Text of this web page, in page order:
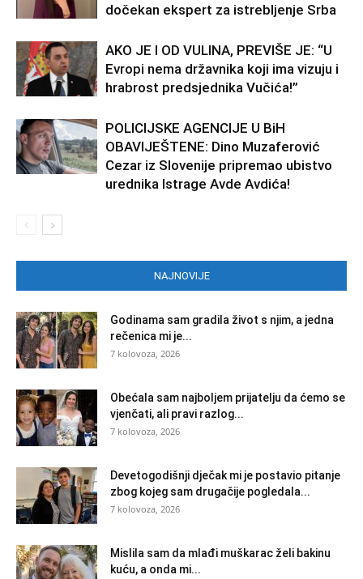
dočekan ekspert za istrebljenje Srba
AKO JE I OD VULINA, PREVIŠE JE: “U
Evropi nema državnika koji ima vizuju i
hrabrost predsjednika Vučića!”
POLICIJSKE AGENCIJE U BiH
OBAVIJEŠTENE: Dino Muzaferović
Cezar iz Slovenije pripremao ubistvo
urednika Istrage Avde Avdića!
NAJNOVIJE
Godinama sam gradila život s njim, a jedna
rečenica mi je...
7 kolovoza, 2026
Obećala sam najboljem prijatelju da ćemo se
vjenčati, ali pravi razlog...
7 kolovoza, 2026
Devetogodišnji dječak mi je postavio pitanje
zbog kojeg sam drugačije pogledala...
7 kolovoza, 2026
Mislila sam da mlađi muškarac želi bakinu
kuću, a onda mi...